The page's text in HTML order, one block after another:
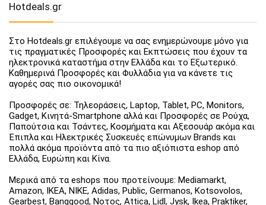
Hotdeals.gr
Στο Hotdeals.gr επιλέγουμε να σας ενημερώνουμε μόνο για
τις πραγματικές Προσφορές και Εκπτώσεις που έχουν τα
ηλεκτρονικά καταστήμα στην Ελλάδα και το Εξωτερικό.
Καθημερινά Προσφορές και Φυλλάδια για να κάνετε τις
αγορές σας πιο οικονομικά!
Προσφορές σε: Τηλεοράσεις, Laptop, Tablet, PC, Monitors,
Gadget, Κινητά-Smartphone αλλά και Προσφορές σε Ρούχα,
Παπούτσια και Τσάντες, Κοσμήματα και Αξεσουάρ ακόμα και
Έπιπλα και Ηλεκτρικές Συσκευές επώνυμων Brands και
πολλά ακόμα προϊόντα από τα πιο αξιόπιστα eshop από
Ελλάδα, Ευρώπη και Κίνα.
Μερικά από τα eshops που προτείνουμε: Mediamarkt,
Amazon, IKEA, NIKE, Adidas, Public, Germanos, Kotsovolos,
Gearbest, Banggood, Νοτος, Attica, Lidl, Jysk, Ikea, Praktiker,